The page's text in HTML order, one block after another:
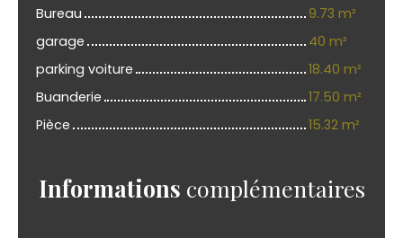
Bureau
9.73 m²
garage
40 m²
parking voiture
18.40 m²
Buanderie
17.50 m²
Pièce
15.32 m²
Informations complémentaires